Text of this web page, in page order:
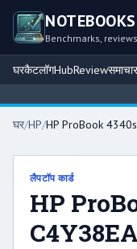
Benchmarks,
घरकैटलॉगHubReviewसमाचार
घर/HP/HP ProBook
लैपटॉप कार्ड
HP
C4Y38EA